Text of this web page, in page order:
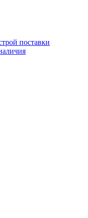
поставки